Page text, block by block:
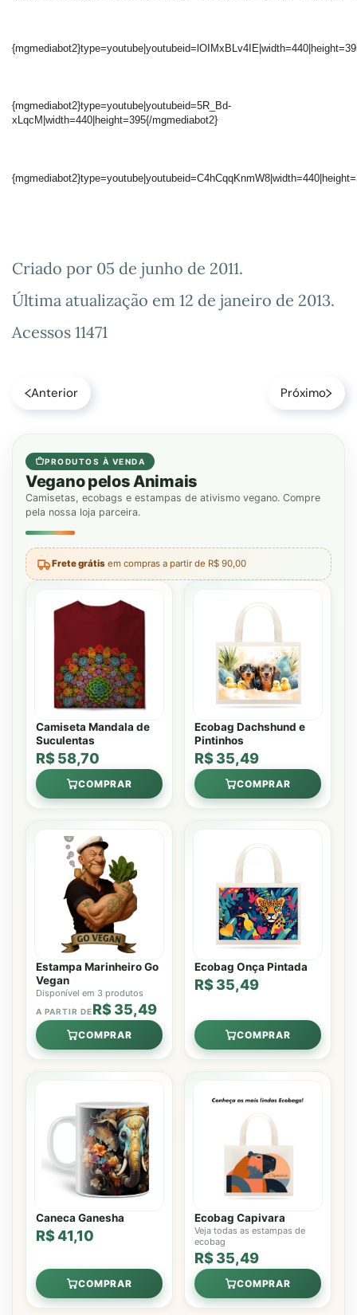
{mgmediabot2}type=youtube|youtubeid=5R_Bd-
xLqcM|width=440|height=395{/mgmediabot2}
Criado por 05 de junho de 2011.
Última atualização em 12 de janeiro de 2013.
Acessos 11471
Anterior Próximo
PRODUTOS À VENDA
Vegano pelos Animais
Camisetas, ecobags e estampas de ativismo vegano. Compre
pela nossa loja parceira.
Frete grátis em compras a partir de R$ 90,00
Camiseta Mandala de
Suculentas
R$ 58,70
COMPRAR
Ecobag Dachshund e
Pintinhos
R$ 35,49
COMPRAR
Estampa Marinheiro Go
Vegan
Disponível em 3 produtos
A PARTIR DER$ 35,49
COMPRAR
Ecobag Onça Pintada
R$ 35,49
COMPRAR
Caneca Ganesha
R$ 41,10
COMPRAR
Ecobag Capivara
Veja todas as estampas de
ecobag
R$ 35,49
COMPRAR